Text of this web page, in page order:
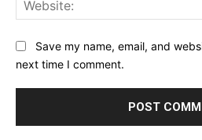
Save my name, email, and
next time I comment.